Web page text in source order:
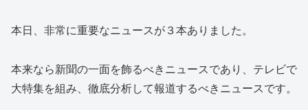
本日、非常に重要なニュースが３本ありました。
本来なら新聞の一面を飾るべきニュースであり、テレビで
大特集を組み、徹底分析して報道するべきニュースです。